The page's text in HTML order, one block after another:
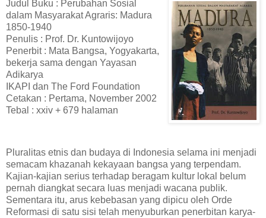
Judul Buku : Perubahan Sosial
dalam Masyarakat Agraris: Madura
1850-1940
Penulis : Prof. Dr. Kuntowijoyo
Penerbit : Mata Bangsa, Yogyakarta,
bekerja sama dengan Yayasan
Adikarya
IKAPI dan The Ford Foundation
Cetakan : Pertama, November 2002
Tebal : xxiv + 679 halaman
Pluralitas etnis dan budaya di Indonesia selama ini menjadi
semacam khazanah kekayaan bangsa yang terpendam.
Kajian-kajian serius terhadap beragam kultur lokal belum
pernah diangkat secara luas menjadi wacana publik.
Sementara itu, arus kebebasan yang dipicu oleh Orde
Reformasi di satu sisi telah menyuburkan penerbitan karya-